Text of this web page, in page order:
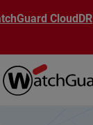
principal
CloudDR